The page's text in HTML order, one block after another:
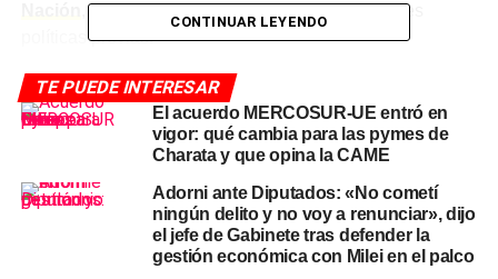
, en un clima atravesado por negociaciones
políticas previas.
Diputados ratificó acuerdo Mercosur-UE en una votación
que contó con apoyo de parte del peronismo.
Ese acompañamiento resultó clave para alcanzar la
mayoría necesaria.
El oficialismo defendió el tratado como una herramienta
para ampliar mercados.
Además, sostuvo que permitirá mejorar el acceso a
CONTINUAR LEYENDO
TE PUEDE INTERESAR
El acuerdo MERCOSUR-UE entró en
vigor: qué cambia para las pymes de
Charata y que opina la CAME
Adorni ante Diputados: «No cometí
ningún delito y no voy a renunciar», dijo
el jefe de Gabinete tras defender la
gestión económica con Milei en el palco